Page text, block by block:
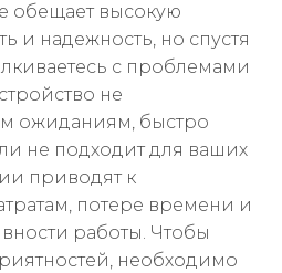
обещает высокую
и надежность, но спустя
с проблемами
не
ожиданиям, быстро
не подходит для ваших
приводят к
потере времени и
работы. Чтобы
необходимо